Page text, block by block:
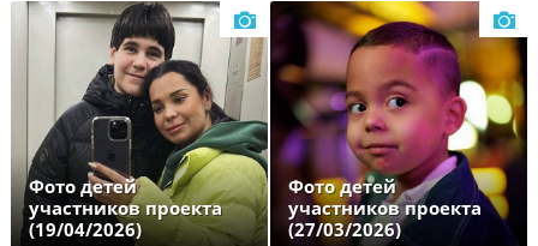
Фото детей
участников проекта
(19/04/2026)
Фото детей
участников проекта
(27/03/2026)